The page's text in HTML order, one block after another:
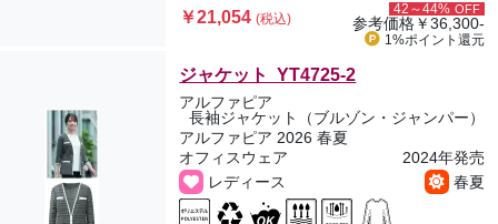
￥21,054(税込)
42～44% OFF
参考価格￥36,300-
1%ポイント 還元
ジャケット YT4725-2
アルファピア
長袖ジャケット（ブルゾン・ジャンパー）
アルファピア 2026 春夏
オフィスウェア
2024年発売
レディース
春夏